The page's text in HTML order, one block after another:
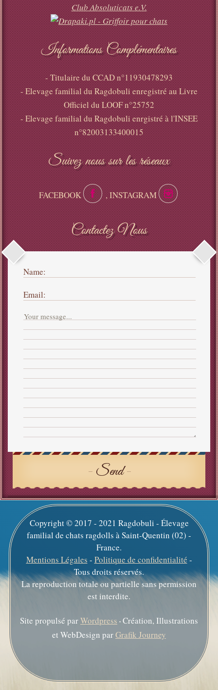
Club Absoluticats e.V.
Informations Complémentaires
- Titulaire du CCAD n°11930478293
- Elevage familial du Ragdobuli enregistré au Livre
Officiel du LOOF n°25752
- Elevage familial du Ragdobuli enrgistré à l'INSEE
n°82003133400015
Suivez nous sur les réseaux
FACEBOOK , INSTAGRAM
Contactez Nous
Name:
Email:
Send
Copyright © 2017 - 2021 Ragdobuli - Élevage
familial de chats ragdolls à Saint-Quentin (02) -
France.
Mentions Légales - Politique de confidentialité -
Tous droits réservés.
La reproduction totale ou partielle sans permission
est interdite.
Site propulsé parWordpress • Création, Illustrations
et WebDesign parGrafik Journey